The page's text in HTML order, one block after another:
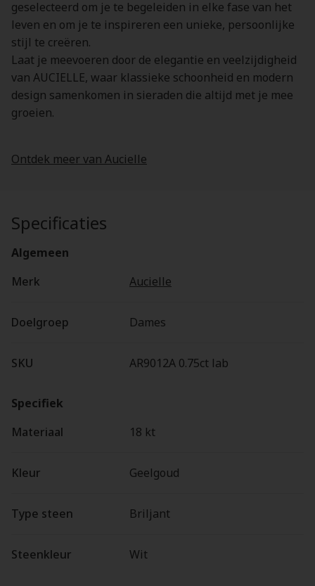
geselecteerd om je te begeleiden in elke fase van het
leven en om je te inspireren een unieke, persoonlijke
stijl te creëren.
Laat je meevoeren door de elegantie en veelzijdigheid
van AUCIELLE, waar klassieke schoonheid en modern
design samenkomen in sieraden die altijd met je mee
groeien.
Ontdek meer van Aucielle
Specificaties
Algemeen
Merk
Aucielle
Doelgroep Dames
SKU AR9012A 0.75ct lab
Specifiek
Materiaal
18 kt
Kleur Geelgoud
Type steen Briljant
Steenkleur Wit